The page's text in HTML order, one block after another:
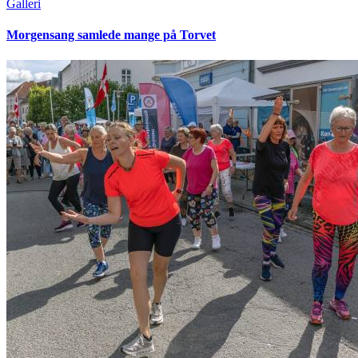
Galleri
Morgensang samlede mange på Torvet